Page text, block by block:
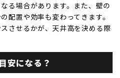
る場合があります。また、壁の
配置や効率も変わってきます。
させるかが、天井高を決める際
安になる？